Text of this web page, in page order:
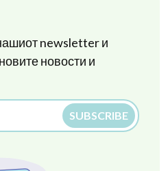
newsletter и
новости и
SUBSCRIBE